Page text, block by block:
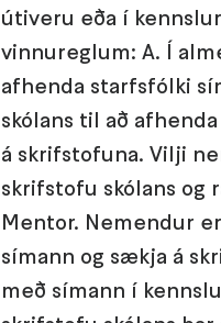
útiveru eða í
vinnureglum: A. Í
afhenda starfsfólki
skólans til að
á skrifstofuna. Vilji
skrifstofu skólans og
Mentor. Nemendur
símann og sækja á
með símann í